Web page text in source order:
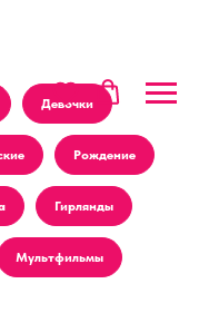
Девочки
Рождение
Гирлянды
Мультфильмы